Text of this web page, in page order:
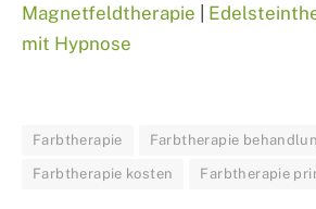
Magnetfeldtherapie
mit Hypnose
Farbtherapie Farbtherapie
Farbtherapie kosten Farbtherapie